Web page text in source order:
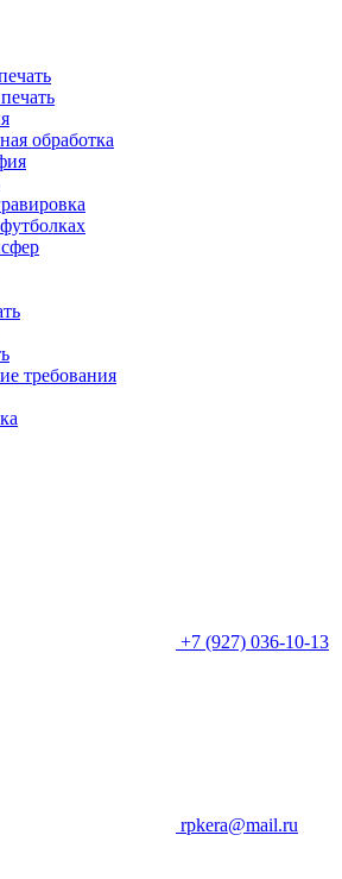
обработка
требования
+7 (927) 036-10-13
rpkera@mail.ru